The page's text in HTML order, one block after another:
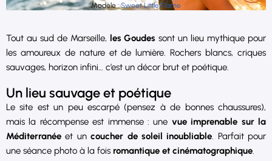
Modèle :Sweet Little Flame
Tout au sud de Marseille, les Goudes sont un lieu mythique pour
les amoureux de nature et de lumière. Rochers blancs, criques
sauvages, horizon infini… c’est un décor brut et poétique.
Un lieu sauvage et poétique
Le site est un peu escarpé (pensez à de bonnes chaussures),
mais la récompense est immense : une vue imprenable sur la
Méditerranée et uncoucher de soleil inoubliable. Parfait pour
une séance photo à la fois romantique et cinématographique.